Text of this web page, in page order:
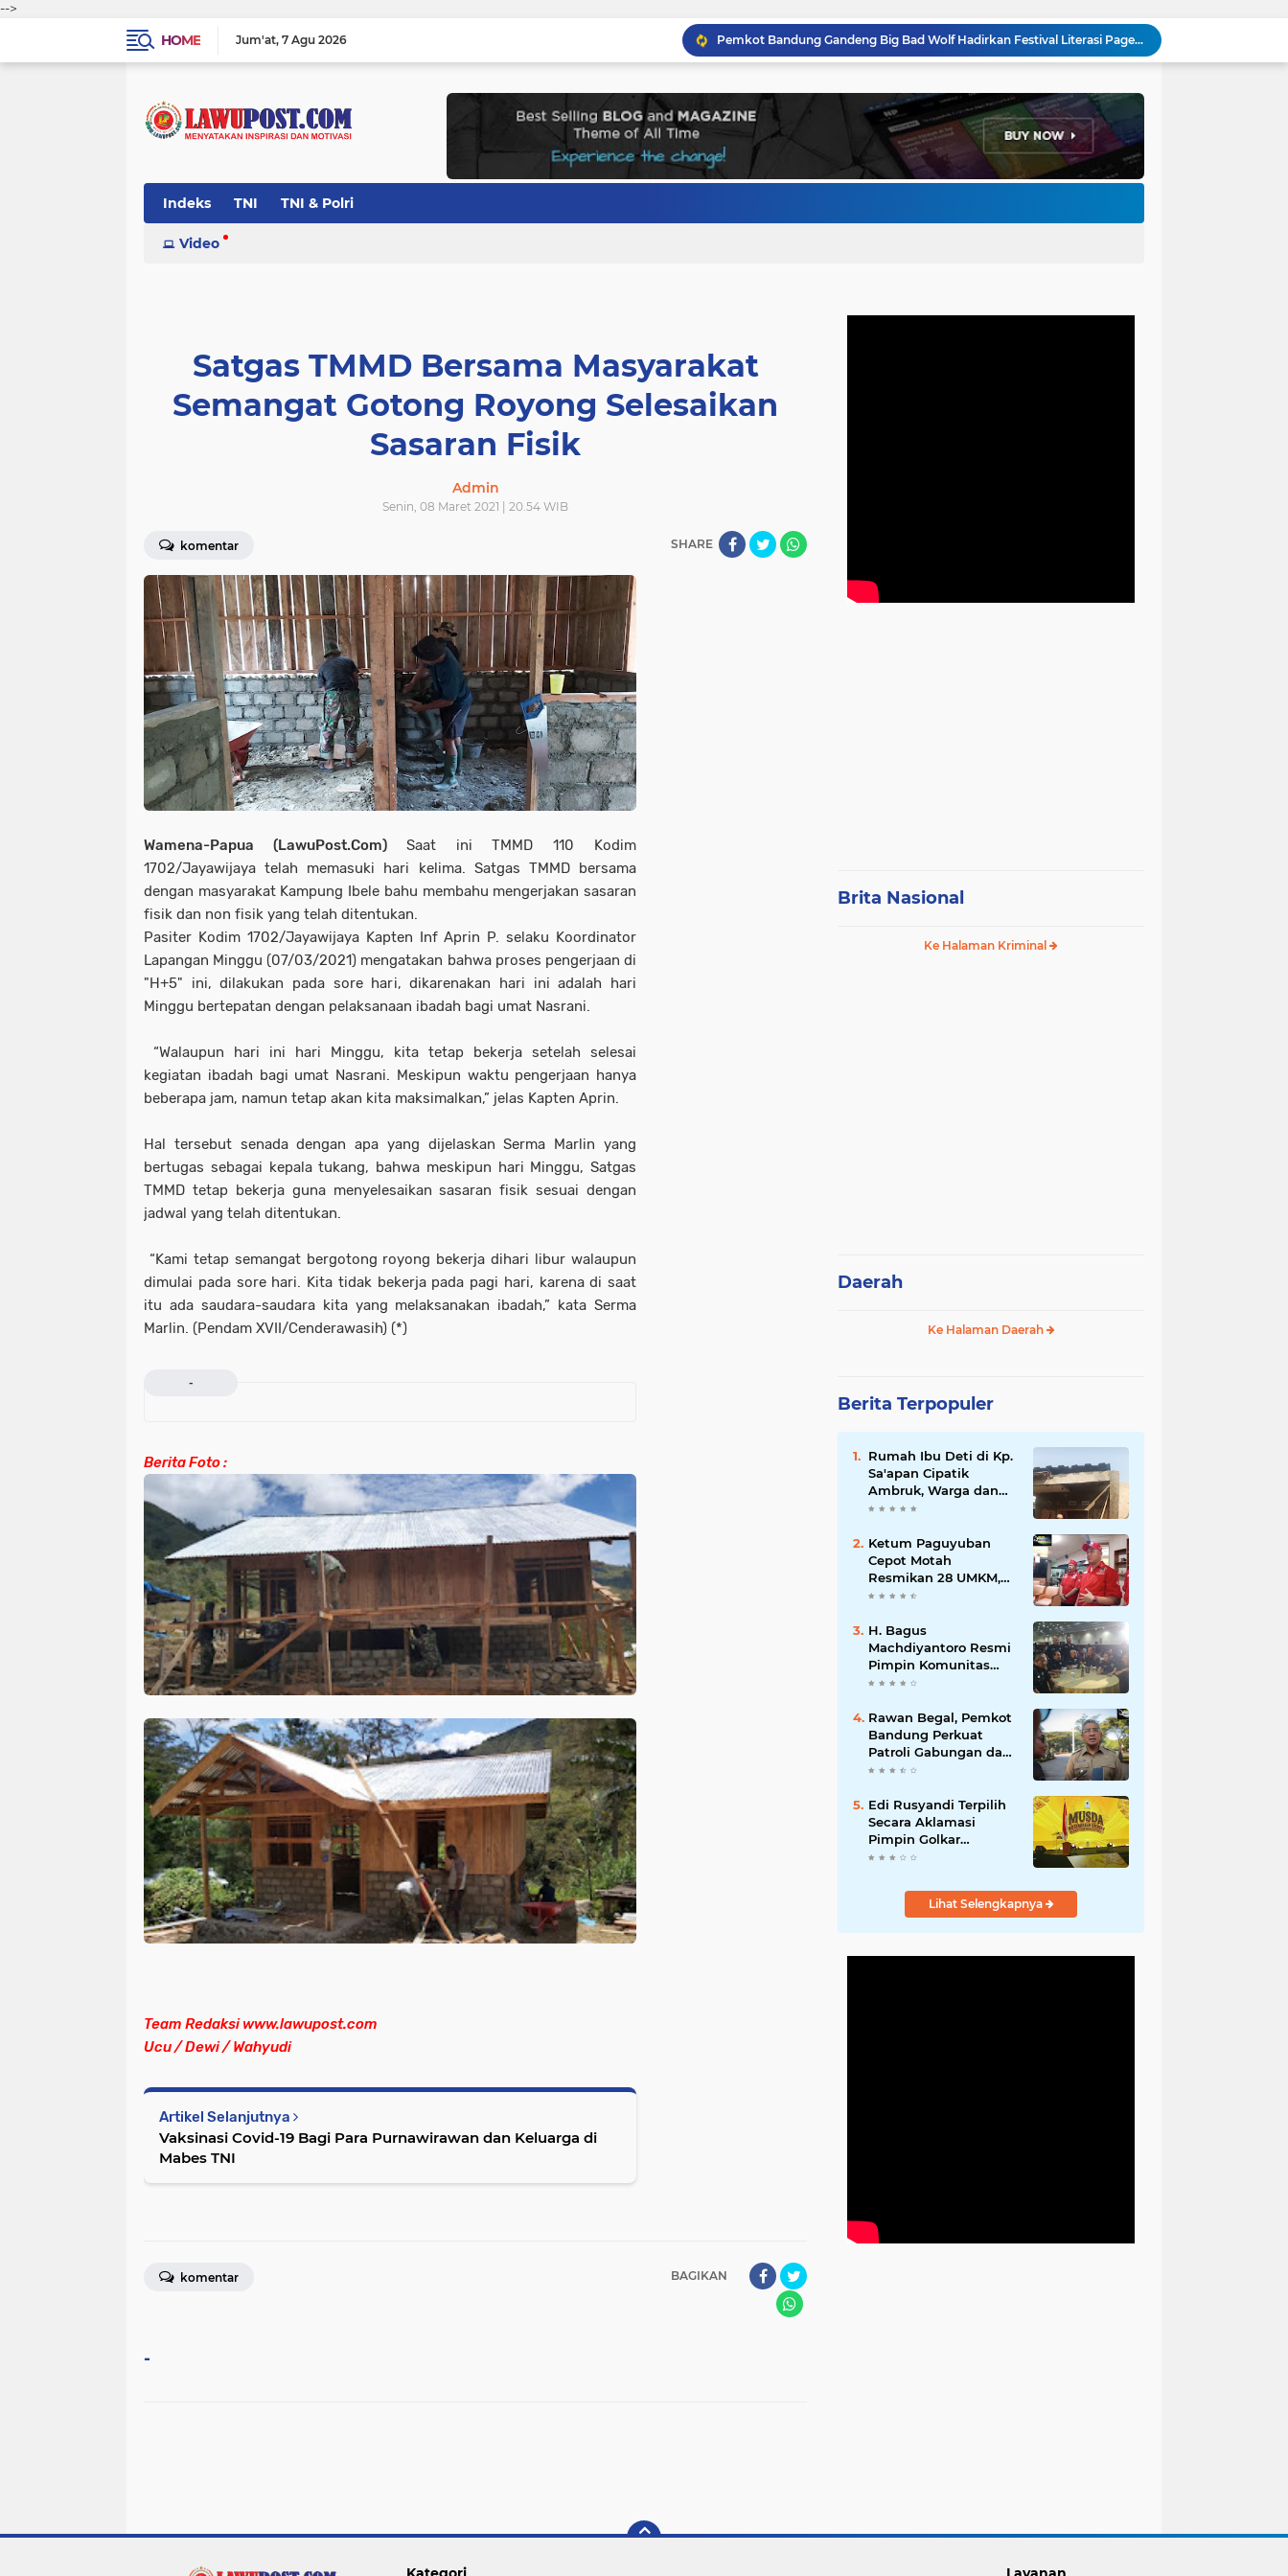
-->
HOME
Jum'at 7 Agu 2026
H. Bagus Machdiyantoro Resmi Pimpin Komunitas BBC Periode 2026–2031, Siap Perkuat Solidaritas dan Hadirkan Program Nyata untuk Masyarakat
Ketum Paguyuban Cepot Motah Resmikan 28 UMKM, Siap Gelar Festival Budaya dan UMKM di Jalan Braga
Penataan Kabel Udara FO di Cimahi Capai 15 KM, Target Kota Bebas Kabel Semrawut
Bupati Jeje Ritchie Ismail Rotasikan Kadishub dan Kadisbudpar, Serta Lantik Ratusan ASN Bandung Barat
Anggota DPRD Kota Bandung Soroti Jalan Gelap, Desak Pemkot Prioritaskan Pembenahan PJU
Indeks TNI TNI & Polri
Video
Satgas TMMD Bersama Masyarakat
Semangat Gotong Royong Selesaikan
Sasaran Fisik
Admin
Senin, 08 Maret 2021 | 20.54 WIB
komentar SHARE
Wamena-Papua (LawuPost.Com) Saat ini TMMD 110 Kodim
1702/Jayawijaya telah memasuki hari kelima. Satgas TMMD bersama
dengan masyarakat Kampung Ibele bahu membahu mengerjakan sasaran
fisik dan non fisik yang telah ditentukan.
Pasiter Kodim 1702/Jayawijaya Kapten Inf Aprin P. selaku Koordinator
Lapangan Minggu (07/03/2021) mengatakan bahwa proses pengerjaan di
"H+5" ini, dilakukan pada sore hari, dikarenakan hari ini adalah hari
Minggu bertepatan dengan pelaksanaan ibadah bagi umat Nasrani.
“Walaupun hari ini hari Minggu, kita tetap bekerja setelah selesai
kegiatan ibadah bagi umat Nasrani. Meskipun waktu pengerjaan hanya
beberapa jam, namun tetap akan kita maksimalkan,” jelas Kapten Aprin.
Hal tersebut senada dengan apa yang dijelaskan Serma Marlin yang
bertugas sebagai kepala tukang, bahwa meskipun hari Minggu, Satgas
TMMD tetap bekerja guna menyelesaikan sasaran fisik sesuai dengan
jadwal yang telah ditentukan.
“Kami tetap semangat bergotong royong bekerja dihari libur walaupun
dimulai pada sore hari. Kita tidak bekerja pada pagi hari, karena di saat
itu ada saudara-saudara kita yang melaksanakan ibadah,” kata Serma
Marlin. (Pendam XVII/Cenderawasih) (*)
-
Berita Foto :
Team Redaksi www.lawupost.com
Ucu / Dewi / Wahyudi
Artikel Selanjutnya
Vaksinasi Covid-19 Bagi Para Purnawirawan dan Keluarga di
Mabes TNI
BAGIKAN
komentar
-
Brita Nasional
Ke Halaman Kriminal
Daerah
Ke Halaman Daerah
Berita Terpopuler
Rumah Ibu Deti di Kp.
Sa'apan Cipatik
Ambruk, Warga dan
Pemdes Sigap Bantu
Ketum Paguyuban
Cepot Motah
Resmikan 28 UMKM,
Siap Gelar Festival
Jalan Braga
H. Bagus
Machdiyantoro Resmi
Pimpin Komunitas
BBC Periode 2026–
Solidaritas dan
Hadirkan Program
Nyata untuk
Masyarakat
Rawan Begal, Pemkot
Bandung Perkuat
Patroli Gabungan dan
Pengawasan Digital
Edi Rusyandi Terpilih
Secara Aklamasi
Pimpin Golkar
Bandung Barat,
Kepemimpinan
Harmonis "TurunLihat Selengkapnya